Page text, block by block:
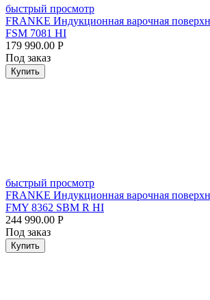
быстрый просмотр
FRANKE Индукционная варочная
FSM 7081 HI
179 990.00 Р
Под заказ
Купить
быстрый просмотр
FRANKE Индукционная варочная
FMY 8362 SBM R HI
244 990.00 Р
Под заказ
Купить